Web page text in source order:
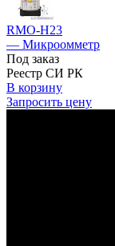
RMO-H23
— Микроомметр
Под заказ
Реестр СИ РК
В корзину
Запросить цену